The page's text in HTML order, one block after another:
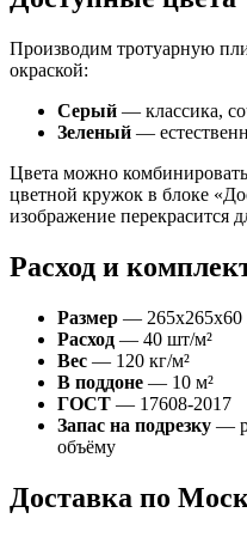
Производим тротуарную
окраской:
Серый — классика,
Зеленый —
Цвета можно
цветной кружок в блоке
изображение перекрасится
Расход и
Размер —
Расход — 40 шт/м²
Вес — 120 кг/м²
В поддоне — 10 м²
ГОСТ — 17608-2017
Запас на подрезку —
объёму
Доставка по